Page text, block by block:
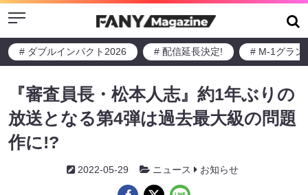
Menu
# ダブルインパクト2026 # 配信延長決定! # M-1グラン
『審査員長・松本人志』約1年ぶりの
放送となる第4弾は過去最大級の問題
作に!?
2022-05-29 ニュース お知らせ